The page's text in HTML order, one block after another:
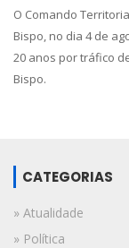
O Comando
Bispo, no dia 4 de
20 anos por tráfico
Bispo.
CATEGORIAS
» Atualidade
» Política